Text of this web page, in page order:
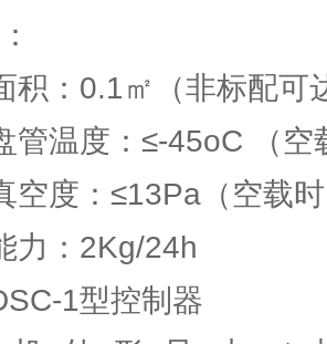
积：0.1㎡（非标配可
管温度：≤-45oC （空
空度：≤13Pa（空载
力：2Kg/24h
1型控制器